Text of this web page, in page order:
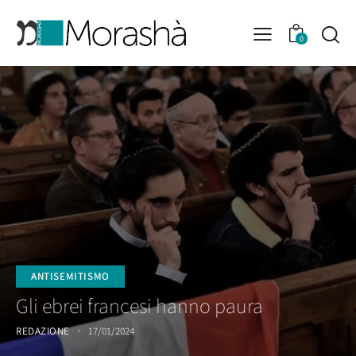
0
ANTISEMITISMO
Gli ebrei francesi hanno paura
REDAZIONE 17/01/2024